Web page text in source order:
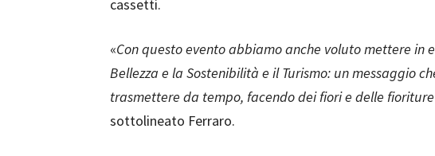
cassetti.
«Con questo evento abbiamo anche voluto mettere in
Bellezza e la Sostenibilità e il Turismo: un messaggio
trasmettere da tempo, facendo dei fiori e delle
sottolineato Ferraro.